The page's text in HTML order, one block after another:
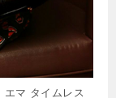
エマ タイムレス